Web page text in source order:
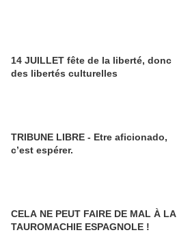
14 JUILLET fête de la liberté, donc
des libertés culturelles
TRIBUNE LIBRE - Etre aficionado,
c’est espérer.
CELA NE PEUT FAIRE DE MAL À LA
TAUROMACHIE ESPAGNOLE !